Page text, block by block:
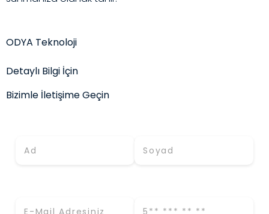
ODYA Teknoloji
Detaylı Bilgi İçin
Bizimle İletişime Geçin